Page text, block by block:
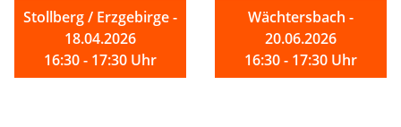
Stollberg / Erzgebirge -
18.04.2026
16:30 - 17:30 Uhr
Wächtersbach -
20.06.2026
16:30 - 17:30 Uhr